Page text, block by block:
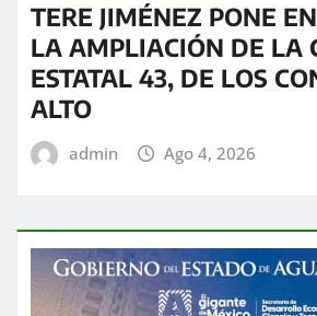
TERE JIMÉNEZ PONE
LA AMPLIACIÓN DE LA
ESTATAL 43, DE LOS
ALTO
admin Ago 4, 2026